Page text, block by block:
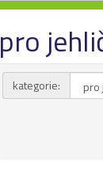
pro
kategorie: